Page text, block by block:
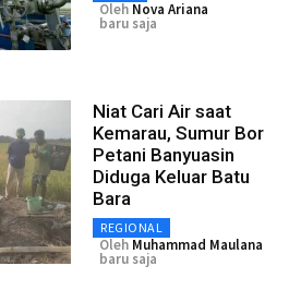
Oleh Nova Ariana
baru saja
Niat Cari Air saat
Kemarau, Sumur Bor
Petani Banyuasin
Diduga Keluar Batu
Bara
REGIONAL
Oleh Muhammad Maulana
baru saja